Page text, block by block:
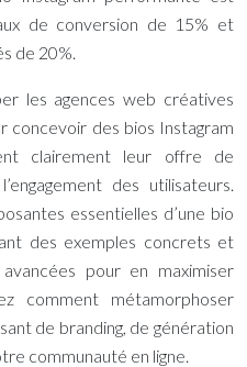
de conversion de 15% et
de 20%.
les agences web créatives
concevoir des bios Instagram
clairement leur offre de
des utilisateurs.
essentielles d’une bio
des exemples concrets et
pour en maximiser
comment métamorphoser
de branding, de génération
communauté en ligne.